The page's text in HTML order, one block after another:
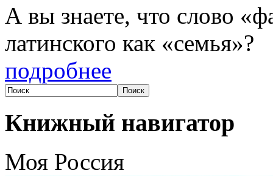
А вы знаете, что слово
латинского как «семья»?
подробнее
Книжный навигатор
Моя Россия